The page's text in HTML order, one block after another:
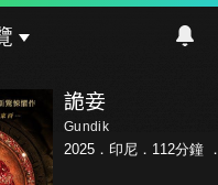
詭妾
Gundik
2025．印尼．112分鐘 ．